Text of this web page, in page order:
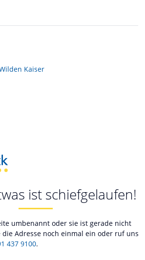
Kaiser
ist schiefgelaufen!
umbenannt oder sie ist gerade nicht
Adresse noch einmal ein oder ruf uns
437 9100.